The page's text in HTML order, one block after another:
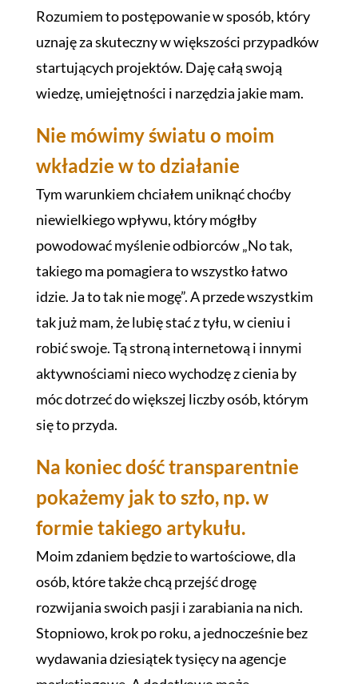
Rozumiem to postępowanie w sposób, który
uznaję za skuteczny w większości przypadków
startujących projektów. Daję całą swoją
wiedzę, umiejętności i narzędzia jakie mam.
Nie mówimy światu o moim
wkładzie w to działanie
Tym warunkiem chciałem uniknąć choćby
niewielkiego wpływu, który mógłby
powodować myślenie odbiorców „No tak,
takiego ma pomagiera to wszystko łatwo
idzie. Ja to tak nie mogę”. A przede wszystkim
tak już mam, że lubię stać z tyłu, w cieniu i
robić swoje. Tą stroną internetową i innymi
aktywnościami nieco wychodzę z cienia by
móc dotrzeć do większej liczby osób, którym
się to przyda.
Na koniec dość transparentnie
pokażemy jak to szło, np. w
formie takiego artykułu.
Moim zdaniem będzie to wartościowe, dla
osób, które także chcą przejść drogę
rozwijania swoich pasji i zarabiania na nich.
Stopniowo, krok po roku, a jednocześnie bez
wydawania dziesiątek tysięcy na agencje